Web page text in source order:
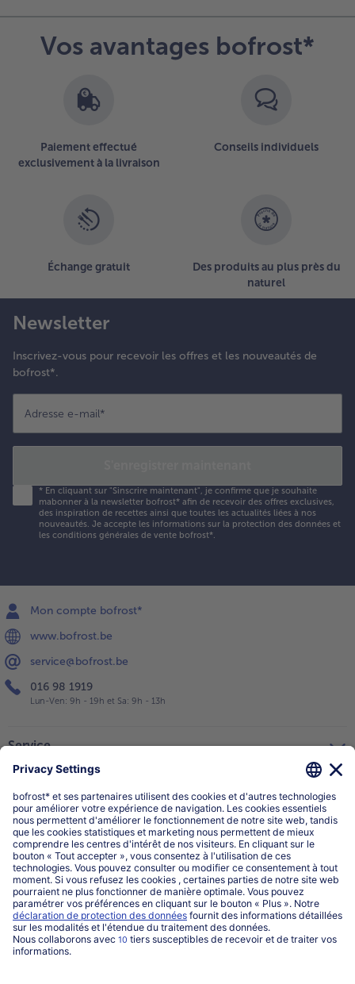
Vos avantages bofrost*
Paiement effectué
exclusivement à la livraison
Conseils individuels
Échange gratuit
Des produits au plus près du
naturel
Newsletter
Inscrivez-vous pour recevoir les offres et les nouveautés de
bofrost*.
Adresse e-mail*
* En cliquant sur "Sinscrire maintenant", je confirme que je souhaite
mabonner à la newsletter bofrost* afin de recevoir des offres exclusives,
des inspiration de recettes ainsi que toutes les actualités liées à nos
nouveautés. Je accepte les informations sur la protection des données et
les conditions générales de vente bofrost*
Mon compte bofrost*
www.bofrost.be
service@bofrost.be
016 98 1919
Lun-Ven: 9h - 19h et Sa: 9h - 13h
Service
Catégories